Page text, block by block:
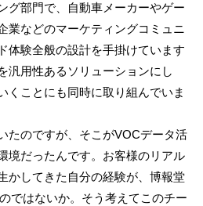
グ部門で、自動車メーカーやゲー
業などのマーケティングコミュニ
体験全般の設計を手掛けています
汎用性あるソリューションにし
くことにも同時に取り組んでいま
たのですが、そこがVOCデータ活
境だったんです。お客様のリアル
かしてきた自分の経験が、博報堂
ではないか。そう考えてこのチー